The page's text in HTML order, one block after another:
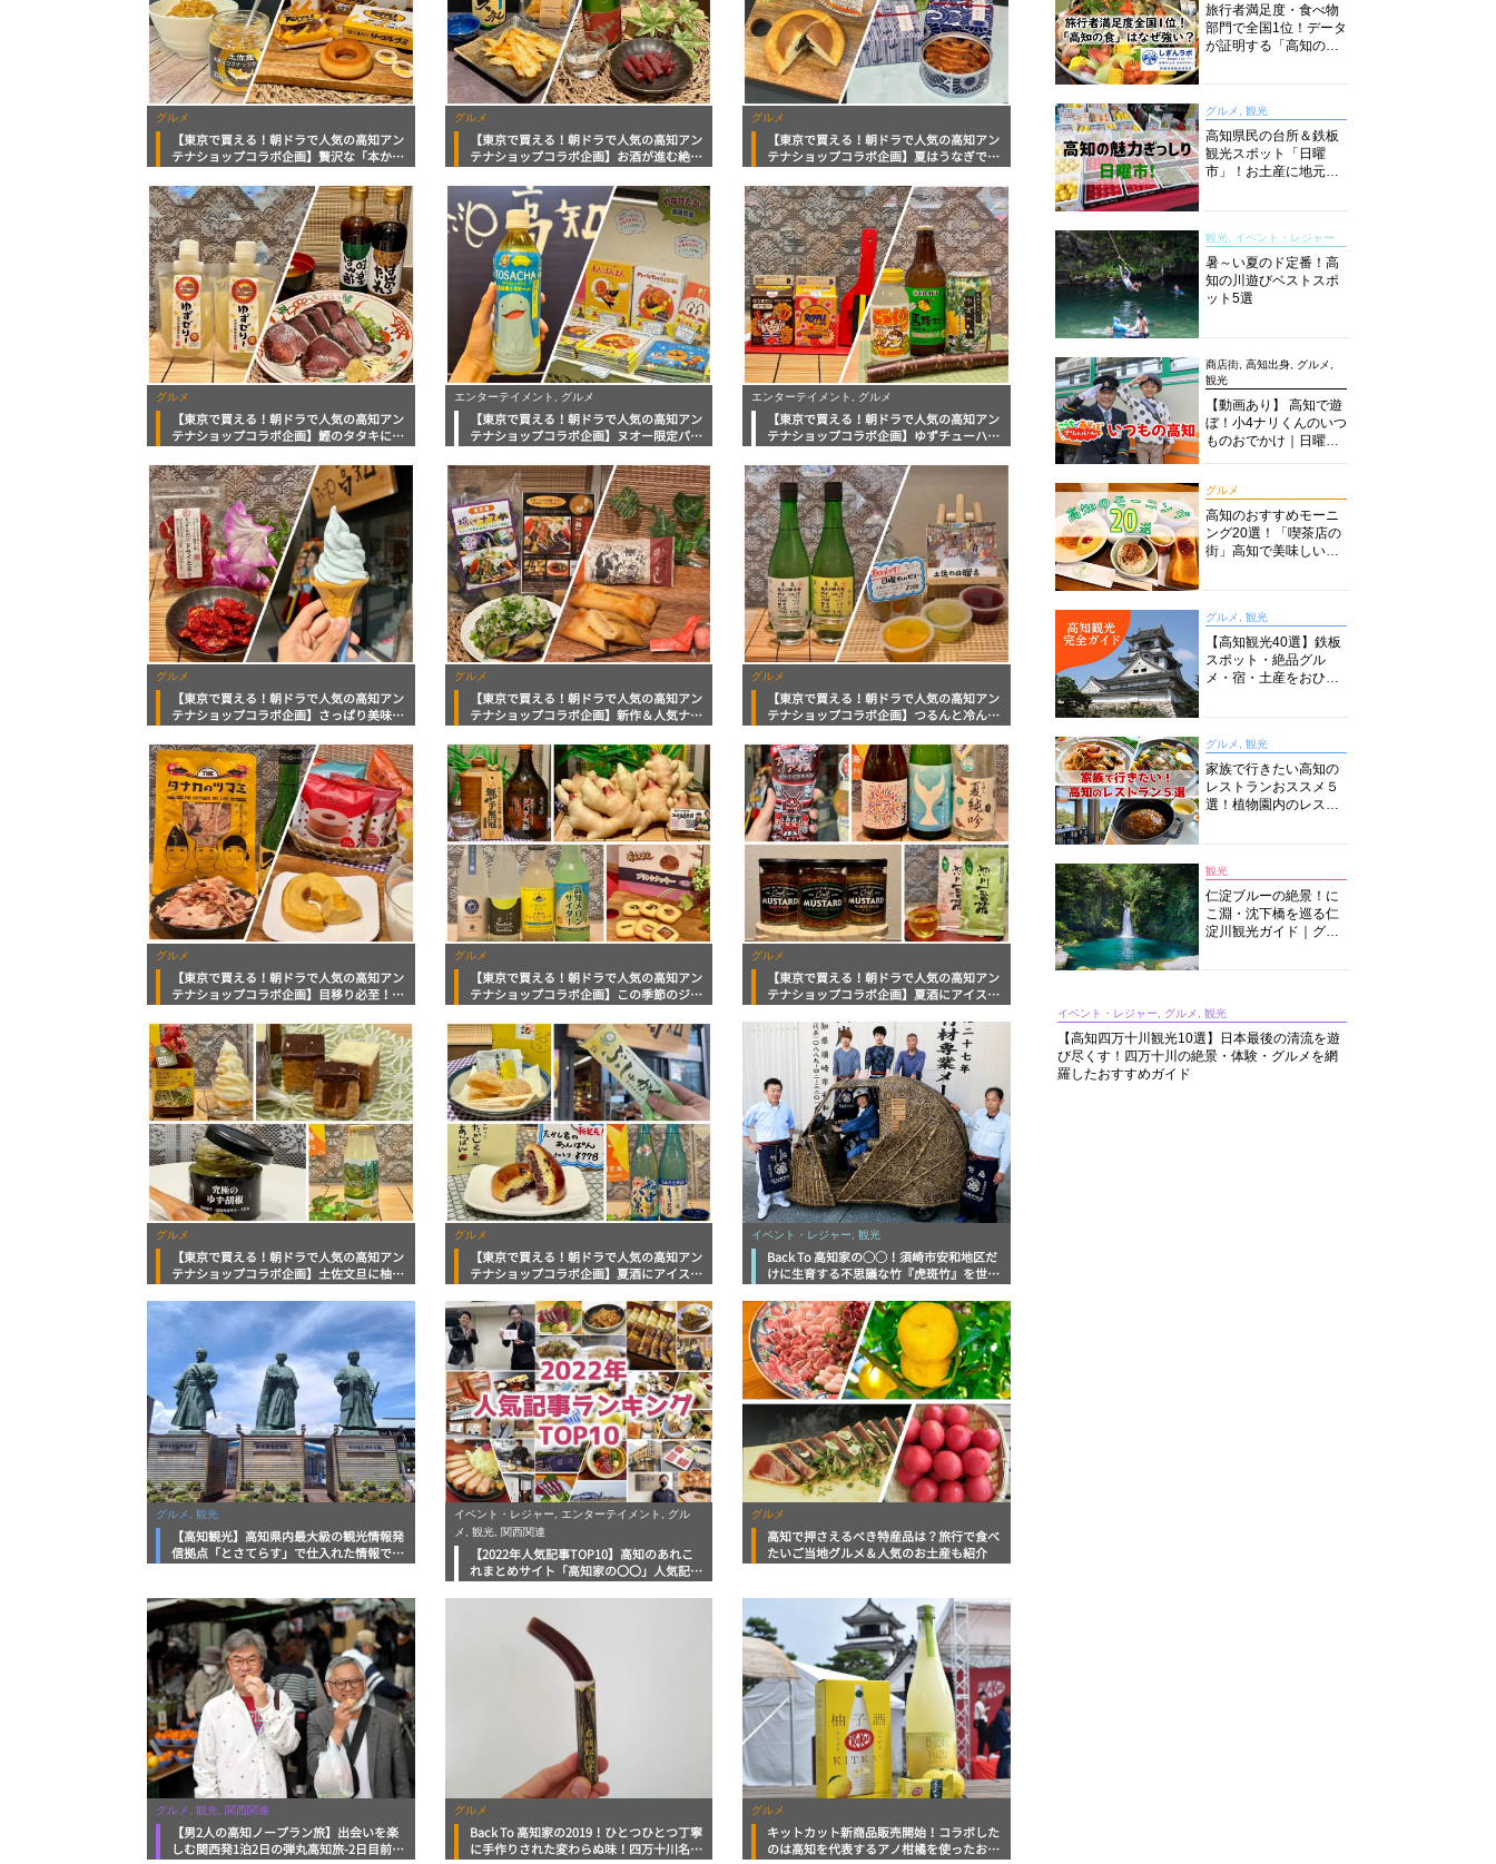
グルメ
【東京で買える！朝ドラで人気の高知アン
テナショップコラボ企画】贅沢な「本から
レー！そして高知県民LOVEなリープルの
スイーツまで
グルメ
【東京で買える！朝ドラで人気の高知アン
テナショップコラボ企画】お酒が進む絶品
「たまるかっ!!」Tシャツまで
グルメ
【東京で買える！朝ドラで人気の高知アン
テナショップコラボ企画】夏はうなぎでパ
パン」のあんな商品も！
グルメ
【東京で買える！朝ドラで人気の高知アン
テナショップコラボ企画】鰹のタタキにピ
りゼリーまで
エンターテイメント, グルメ
【東京で買える！朝ドラで人気の高知アン
テナショップコラボ企画】ヌオー限定パッ
など季節の話題をチェック！
エンターテイメント, グルメ
【東京で買える！朝ドラで人気の高知アン
テナショップコラボ企画】ゆずチューハイ
んぱん」にまつわる新商品続々！
グルメ
【東京で買える！朝ドラで人気の高知アン
テナショップコラボ企画】さっぱり美味し
け！猛暑を乗り切るグルメがたくさん
グルメ
【東京で買える！朝ドラで人気の高知アン
テナショップコラボ企画】新作＆人気ナン
ん酢とトロッと食感の冷凍ナス！
グルメ
【東京で買える！朝ドラで人気の高知アン
テナショップコラボ企画】つるんと冷んや
みになる香り米まで
グルメ
【東京で買える！朝ドラで人気の高知アン
テナショップコラボ企画】目移り必至！？
のローカル食材を活かしたバウムクーヘン
グルメ
【東京で買える！朝ドラで人気の高知アン
テナショップコラボ企画】この季節のジメ
姜にさっぱりドリンク
グルメ
【東京で買える！朝ドラで人気の高知アン
テナショップコラボ企画】夏酒にアイスに
グルメ
【東京で買える！朝ドラで人気の高知アン
テナショップコラボ企画】土佐文旦に柚子
が目白押し！
グルメ
【東京で買える！朝ドラで人気の高知アン
テナショップコラボ企画】夏酒にアイスキ
グルメ
イベント・レジャー, 観光
Back To 高知家の◯◯！須崎市安和地区だ
けに生育する不思議な竹『虎斑竹』を世界
グルメ, 観光
【高知観光】高知県内最大級の観光情報発
信拠点「とさてらす」で仕入れた情報で高
知旅を満喫！
イベント・レジャー, エンターテイメント, グル
メ, 観光, 関西関連
【2022年人気記事TOP10】高知のあれこ
れまとめサイト「高知家の〇〇」人気記事
ランキング
グルメ
高知で押さえるべき特産品は？旅行で食べ
たいご当地グルメ＆人気のお土産も紹介
グルメ, 観光, 関西関連
【男2人の高知ノープラン旅】出会いを楽
しむ関西発1泊2日の弾丸高知旅-2日目前
グルメ
Back To 高知家の2019！ひとつひとつ丁寧
に手作りされた変わらぬ味！四万十川名物
グルメ
キットカット新商品販売開始！コラボした
のは高知を代表するアノ柑橘を使ったお酒
旅行者満足度・食べ物
部門で全国1位！データ
が証明する「高知の
グルメ, 観光
高知県民の台所＆鉄板
観光スポット「日曜
市」！お土産に地元野
説！
観光, イベント・レジャー
暑～い夏のド定番！高
知の川遊びベストスポ
ット5選
商店街, 高知出身, グルメ,
観光
【動画あり】 高知で遊
ぼ！小4ナリくんのいつ
ものおでかけ｜日曜市
グルメ
高知のおすすめモーニ
ング20選！「喫茶店の
街」高知で美味しい喫
グルメ, 観光
【高知観光40選】鉄板
スポット・絶品グル
メ・宿・土産をおひと
グルメ, 観光
家族で行きたい高知の
レストランおススメ５
選！植物園内のレスト
観光
仁淀ブルーの絶景！に
こ淵・沈下橋を巡る仁
淀川観光ガイド｜グル
イベント・レジャー, グルメ, 観光
【高知四万十川観光10選】日本最後の清流を遊
び尽くす！四万十川の絶景・体験・グルメを網
羅したおすすめガイド